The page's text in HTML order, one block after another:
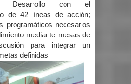
Desarrollo con el
de 42 líneas de acción;
programáticos necesarios
mediante mesas de
para integrar un
definidas.